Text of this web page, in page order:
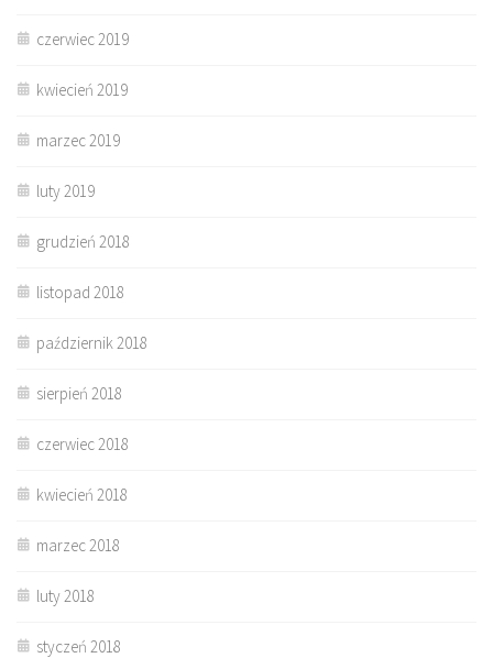
czerwiec 2019
kwiecień 2019
marzec 2019
luty 2019
grudzień 2018
listopad 2018
październik 2018
sierpień 2018
czerwiec 2018
kwiecień 2018
marzec 2018
luty 2018
styczeń 2018